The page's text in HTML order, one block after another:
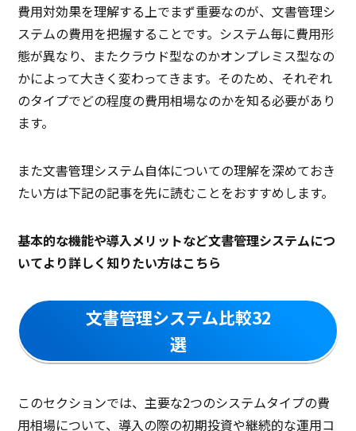
費用対効果を理解する上でまず重要なのが、文書管理シ
ステムの費用を把握することです。システム毎に費用形
態が異なり、またクラウド型なのかオンプレミス型なの
かによって大きく変わってきます。そのため、それぞれ
のタイプでどの程度の費用相場なのかを知る必要があり
ます。
また文書管理システム自体についての理解を深めておき
たい方は下記の記事を先に読むことをおすすめします。
基本的な機能や導入メリットなど文書管理システムにつ
いてより詳しく知りたい方はこちら
文書管理システム比較32
選
このセクションでは、主要な2つのシステムタイプの費
用相場について、導入の際の初期投資や継続的な運用コ